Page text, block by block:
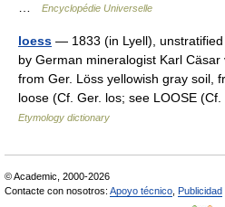
Encyclopédie Universelle
loess — 1833 (in Lyell),
by German mineralogist Karl
from Ger. Löss yellowish gray soil,
loose (Cf. Ger. los; see LOOSE
Etymology dictionary
© Academic, 2000-2026
Contacte con nosotros: Apoyo técnico Publicidad